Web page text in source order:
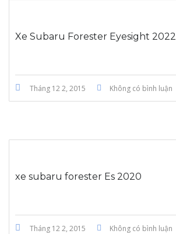
Xe Subaru Forester Eyesight 2022
Tháng 12 2, 2015 Không có bình luận
xe subaru forester Es 2020
Tháng 12 2, 2015 Không có bình luận